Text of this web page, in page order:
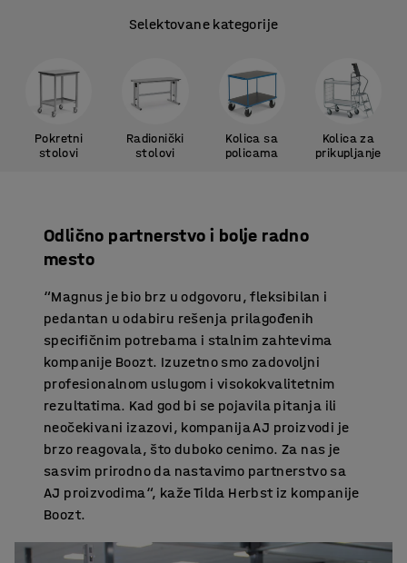
Selektovane kategorije
Pokretni
stolovi
Radionički
stolovi
Kolica sa
policama
Kolica za
prikupljanje
Odlično partnerstvo i bolje radno
mesto
“Magnus je bio brz u odgovoru, fleksibilan i
pedantan u odabiru rešenja prilagođenih
specifičnim potrebama i stalnim zahtevima
kompanije Boozt. Izuzetno smo zadovoljni
profesionalnom uslugom i visokokvalitetnim
rezultatima. Kad god bi se pojavila pitanja ili
neočekivani izazovi, kompanija AJ proizvodi je
brzo reagovala, što duboko cenimo. Za nas je
sasvim prirodno da nastavimo partnerstvo sa
AJ proizvodima“, kaže Tilda Herbst iz kompanije
Boozt.